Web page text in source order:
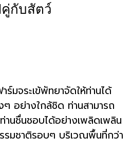
กับสัตว์
ร์มจระเข้พัทยาจัดให้ท่านได้
อย่างใกล้ชิด ท่านสามารถ
านชื่นชอบได้อย่างเพลิดเพลิน
รมชาติรอบๆ บริเวณพื้นที่กว่า